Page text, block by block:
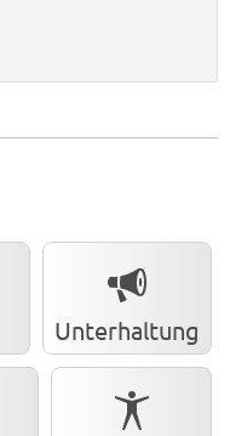
Unterhaltung